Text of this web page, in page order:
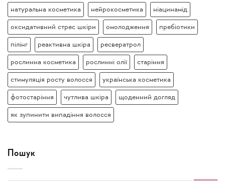
натуральна косметика нейрокосметика ніацинамід
оксидативний стрес шкіри омолодження пребіотики
пілінг реактивна шкіра ресвератрол
рослинна косметика рослинні олії старіння
стимуляція росту волосся українська косметика
фотостаріння чутлива шкіра щоденний догляд
як зупинити випадіння волосся
Пошук